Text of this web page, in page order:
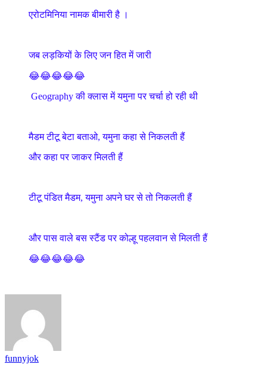
एरोटमिनिया नामक बीमारी है ।
जब लड़कियों के लिए जन हित में जारी
😂😂😂😂😂
Geography की क्लास में यमुना पर चर्चा हो रही थी
मैडम टीटू बेटा बताओ, यमुना कहा से निकलती हैं
और कहा पर जाकर मिलती हैं
टीटू पंडित मैडम, यमुना अपने घर से तो निकलती हैं
और पास वाले बस स्टैंड पर कोल्हू पहलवान से मिलती हैं
😂😂😂😂😂
funnyjok